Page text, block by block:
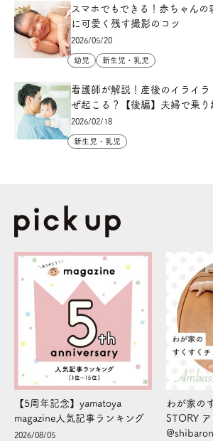
スマホでもできる！赤ちゃん
に可愛く残す撮影のコツ
2026/05/20
幼児
新生児・乳児
看護師が解説！産後のイライ
ぜ起こる？【後編】夫婦で乗り
2026/02/18
新生児・乳児
【5周年記念】yamatoya
magazine人気記事ランキング
2026/08/05
わが家の
STORY